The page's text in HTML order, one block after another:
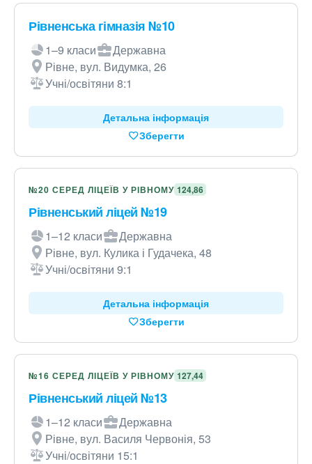
Рівненська гімназія №10
1–9 класи
Державна
Рівне, вул. Видумка, 26
Учні/освітяни 8:1
Детальна інформація
Зберегти
№20 СЕРЕД ЛІЦЕЇВ У РІВНОМУ 124,86
Рівненський ліцей №19
1–12 класи
Державна
Рівне, вул. Кулика і Гудачека, 48
Учні/освітяни 9:1
Детальна інформація
Зберегти
№16 СЕРЕД ЛІЦЕЇВ У РІВНОМУ 127,44
Рівненський ліцей №13
1–12 класи
Державна
Рівне, вул. Василя Червонія, 53
Учні/освітяни 15:1